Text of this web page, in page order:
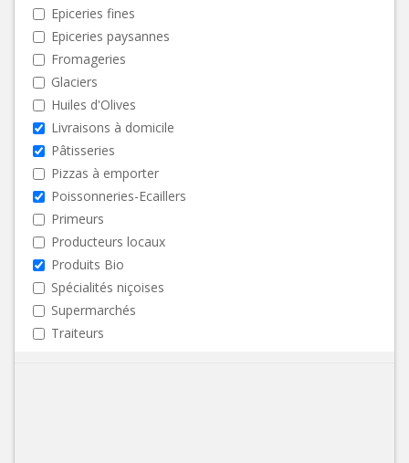
Epiceries fines
Epiceries paysannes
Fromageries
Glaciers
Huiles d'Olives
Livraisons à domicile
Pâtisseries
Pizzas à emporter
Poissonneries-Ecaillers
Primeurs
Producteurs locaux
Produits Bio
Spécialités niçoises
Supermarchés
Traiteurs